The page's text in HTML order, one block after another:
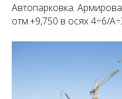
Автопарковка.
отм.+9,750 в осях 4÷6/